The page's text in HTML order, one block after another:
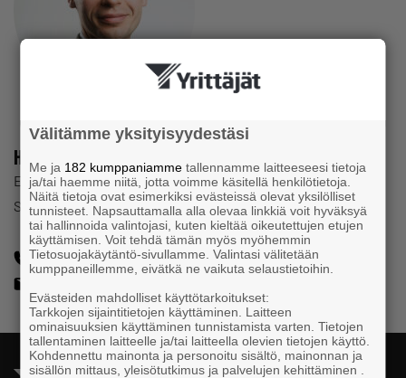
Henrik Wickström
Elinkeinopolitiikan asiantuntija
Suomen Yrittäjät
044 555 3885
henrik.wickstrom@yrittajat.fi
Välitämme yksityisyydestäsi
Me ja 182 kumppaniamme tallennamme laitteeseesi tietoja
ja/tai haemme niitä, jotta voimme käsitellä henkilötietoja.
Näitä tietoja ovat esimerkiksi evästeissä olevat yksilölliset
tunnisteet. Napsauttamalla alla olevaa linkkiä voit hyväksyä
tai hallinnoida valintojasi, kuten kieltää oikeutettujen etujen
käyttämisen. Voit tehdä tämän myös myöhemmin
Tietosuojakäytäntö-sivullamme. Valintasi välitetään
kumppaneillemme, eivätkä ne vaikuta selaustietoihin.
Evästeiden mahdolliset käyttötarkoitukset:
Tarkkojen sijaintitietojen käyttäminen. Laitteen
ominaisuuksien käyttäminen tunnistamista varten. Tietojen
tallentaminen laitteelle ja/tai laitteella olevien tietojen käyttö.
Kohdennettu mainonta ja personoitu sisältö, mainonnan ja
sisällön mittaus, yleisötutkimus ja palvelujen kehittäminen .